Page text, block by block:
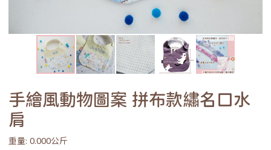
手繪風動物圖案 拼布款繡名口水
肩
重量: 0.000公斤